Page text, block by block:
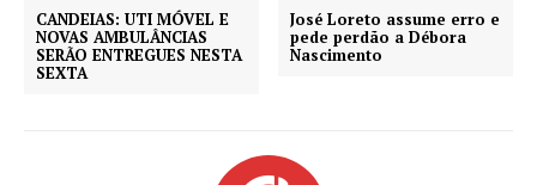
CANDEIAS: UTI MÓVEL E
NOVAS AMBULÂNCIAS
SERÃO ENTREGUES NESTA
SEXTA
José Loreto assume erro e
pede perdão a Débora
Nascimento